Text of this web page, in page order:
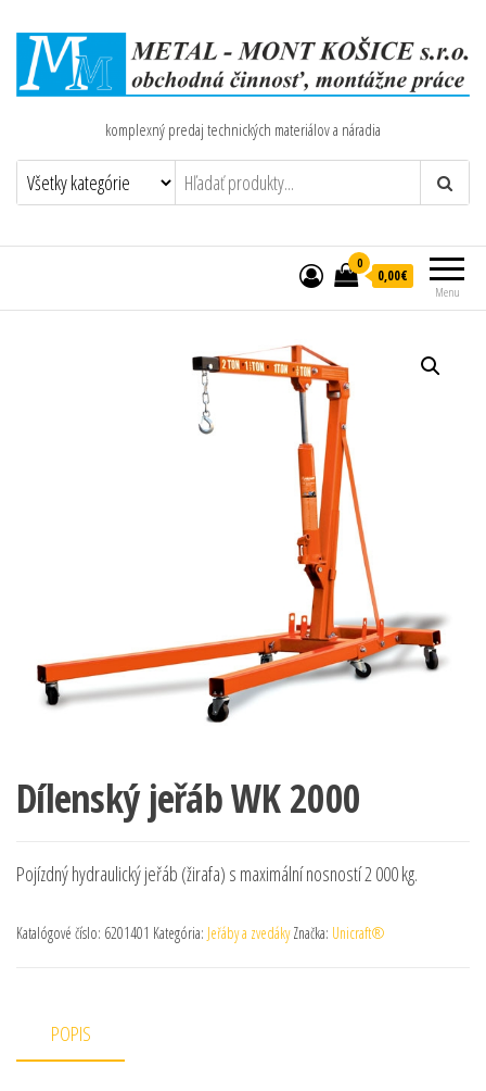
komplexný predaj technických materiálov a náradia
Menu
0
0,00€
Dílenský jeřáb WK 2000
Pojízdný hydraulický jeřáb (žirafa) s maximální nosností 2 000 kg.
Katalógové číslo: 6201401 Kategória: Jeřáby a zvedáky Značka: Unicraft®
POPIS